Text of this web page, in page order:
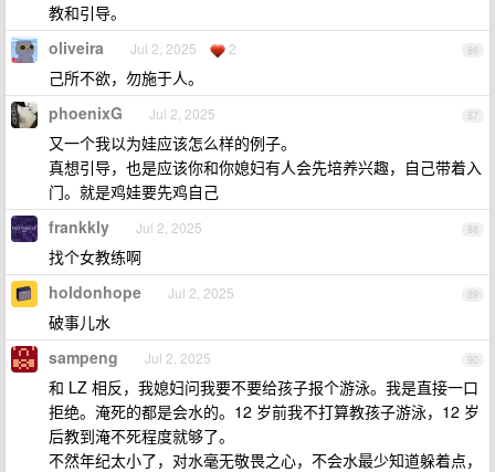
教和引导。
86
oliveira Jul 2, 2025 2
己所不欲，勿施于人。
87
phoenixG Jul 2, 2025
又一个我以为娃应该怎么样的例子。
真想引导，也是应该你和你媳妇有人会先培养兴趣，自己带着入
门。就是鸡娃要先鸡自己
88
frankkly Jul 2, 2025
找个女教练啊
89
holdonhope Jul 2, 2025
破事儿水
90
sampeng Jul 2, 2025
和 LZ 相反，我媳妇问我要不要给孩子报个游泳。我是直接一口
拒绝。淹死的都是会水的。12 岁前我不打算教孩子游泳，12 岁
后教到淹不死程度就够了。
不然年纪太小了，对水毫无敬畏之心，不会水最少知道躲着点，